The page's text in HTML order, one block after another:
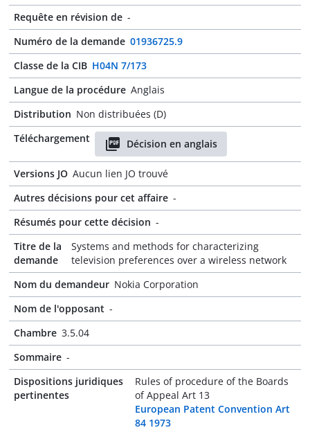
Requête en révision de -
Numéro de la demande 01936725.9
Classe de la CIB H04N 7/173
Langue de la procédure Anglais
Distribution Non distribuées (D)
Téléchargement
Décision en anglais
Versions JO Aucun lien JO trouvé
Autres décisions pour cet affaire -
Résumés pour cette décision -
Titre de la
demande
Systems and methods for characterizing
television preferences over a wireless network
Nom du demandeur Nokia Corporation
Nom de l'opposant -
Chambre 3.5.04
Sommaire -
Dispositions juridiques
pertinentes
Rules of procedure of the Boards
of Appeal Art 13
European Patent Convention Art
84 1973